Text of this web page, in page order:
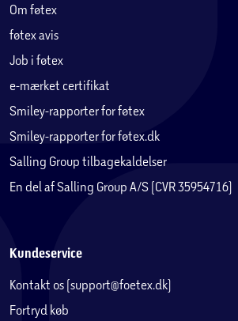
Om føtex
føtex avis
Job i føtex
e-mærket certifikat
Smiley-rapporter for føtex
Smiley-rapporter for føtex.dk
Salling Group tilbagekaldelser
En del af Salling Group A/S (CVR 35954716)
Kundeservice
Kontakt os (support@foetex.dk)
Fortryd køb